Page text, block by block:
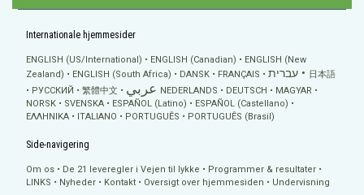
Internationale hjemmesider
ENGLISH (US/International) ENGLISH (Canadian)
ENGLISH (New
Zealand)
ENGLISH (South Africa) DANSK FRANÇAIS עברית
日本語
РУССКИЙ
繁體中文 عربي NEDERLANDS DEUTSCH
MAGYAR
NORSK
SVENSKA ESPAÑOL (Latino)
ESPAÑOL (Castellano)
ΕΛΛΗΝΙΚA
ITALIANO PORTUGUÊS PORTUGUÊS (Brasil)
Side-navigering
Om os De 21 leveregler i Vejen til lykke
Programmer & resultater
LINKS
Nyheder Kontakt Oversigt over hjemmesiden Undervisning